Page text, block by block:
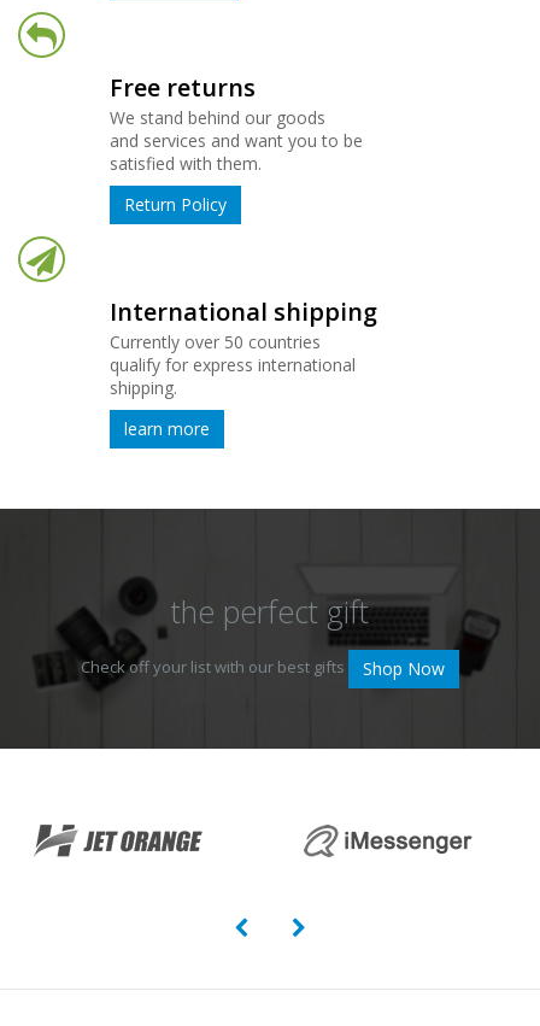
Free returns
We stand behind our goods
and services and want you to be
satisfied with them.
Return Policy
International shipping
Currently over 50 countries
qualify for express international
shipping.
learn more
the perfect gift
Check off your list with our best gifts Shop Now